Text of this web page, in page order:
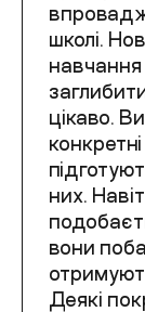
школі.
навчання
цікаво.
них.
вони
Деякі